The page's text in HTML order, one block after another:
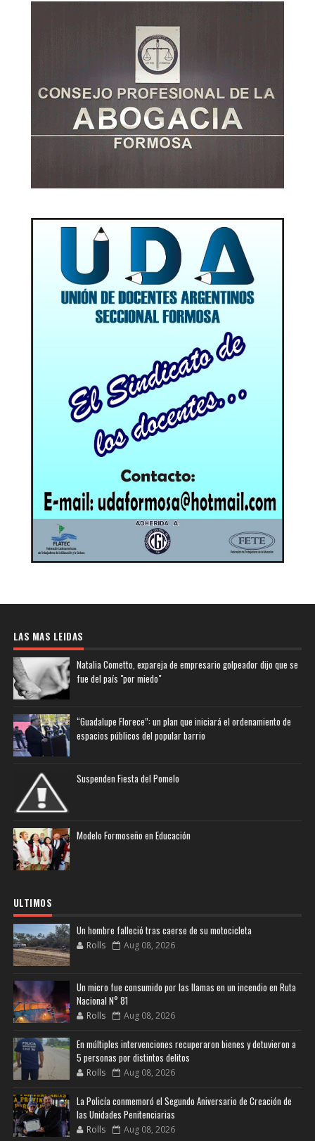
LAS MAS LEIDAS
Natalia Cometto, expareja de empresario golpeador dijo que se
fue del país "por miedo"
“Guadalupe Florece”: un plan que iniciará el ordenamiento de
espacios públicos del popular barrio
Suspenden Fiesta del Pomelo
Modelo Formoseño en Educación
ULTIMOS
Un hombre falleció tras caerse de su motocicleta
Rolls Aug 08, 2026
Un micro fue consumido por las llamas en un incendio en Ruta
Nacional N° 81
Rolls Aug 08, 2026
En múltiples intervenciones recuperaron bienes y detuvieron a
5 personas por distintos delitos
Rolls Aug 08, 2026
La Policía conmemoró el Segundo Aniversario de Creación de
las Unidades Penitenciarias
Rolls Aug 08, 2026